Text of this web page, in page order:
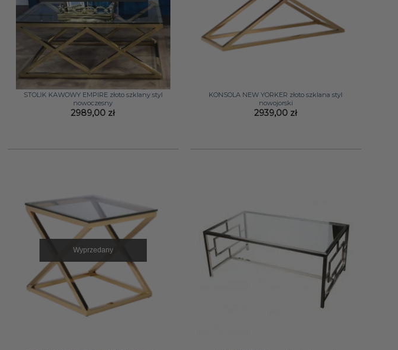
+
STOLIK KAWOWY EMPIRE złoto szklany styl
nowoczesny
2989,00 zł
KONSOLA NEW YORKER złoto szklana styl
nowojorski
2939,00 zł
Wyprzedany